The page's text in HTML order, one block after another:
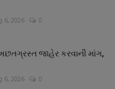
6, 2026 0
જાહેર કરવાની માંગ,
6, 2026 0